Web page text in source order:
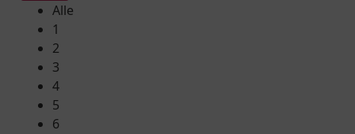
Alle
1
2
3
4
5
6